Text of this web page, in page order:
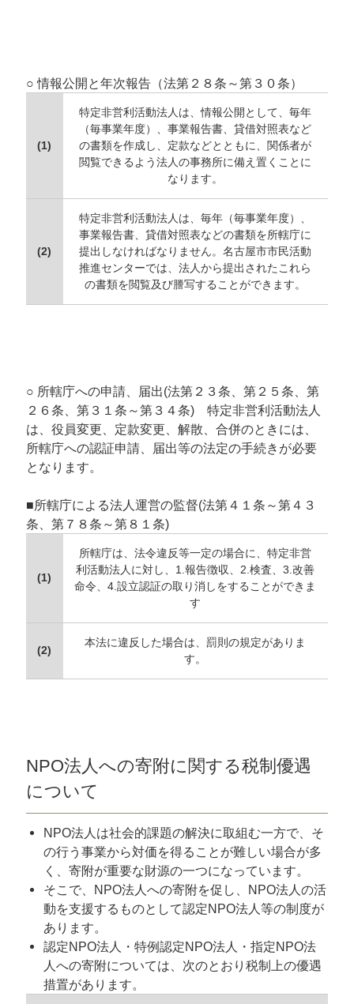
○ 情報公開と年次報告（法第２８条～第３０条）
(1)
特定非営利活動法人は、情報公開として、毎年
（毎事業年度）、事業報告書、貸借対照表など
の書類を作成し、定款などとともに、関係者が
閲覧できるよう法人の事務所に備え置くことに
なります。
(2)
特定非営利活動法人は、毎年（毎事業年度）、
事業報告書、貸借対照表などの書類を所轄庁に
提出しなければなりません。名古屋市市民活動
推進センターでは、法人から提出されたこれら
の書類を閲覧及び謄写することができます。
○ 所轄庁への申請、届出(法第２３条、第２５条、第
２６条、第３１条～第３４条) 特定非営利活動法人
は、役員変更、定款変更、解散、合併のときには、
所轄庁への認証申請、届出等の法定の手続きが必要
となります。
■所轄庁による法人運営の監督(法第４１条～第４３
条、第７８条～第８１条)
(1)
所轄庁は、法令違反等一定の場合に、特定非営
利活動法人に対し、1.報告徴収、2.検査、3.改善
命令、4.設立認証の取り消しをすることができま
す
(2)
本法に違反した場合は、罰則の規定がありま
す。
NPO法人への寄附に関する税制優遇
について
NPO法人は社会的課題の解決に取組む一方で、そ
の行う事業から対価を得ることが難しい場合が多
く、寄附が重要な財源の一つになっています。
そこで、NPO法人への寄附を促し、NPO法人の活
動を支援するものとして認定NPO法人等の制度が
あります。
認定NPO法人・特例認定NPO法人・指定NPO法
人への寄附については、次のとおり税制上の優遇
措置があります。